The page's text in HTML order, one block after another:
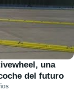
una
del futuro